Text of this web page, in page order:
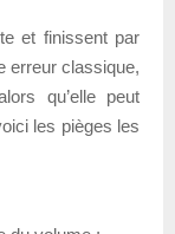
et finissent par
erreur classique,
qu’elle peut
les pièges les